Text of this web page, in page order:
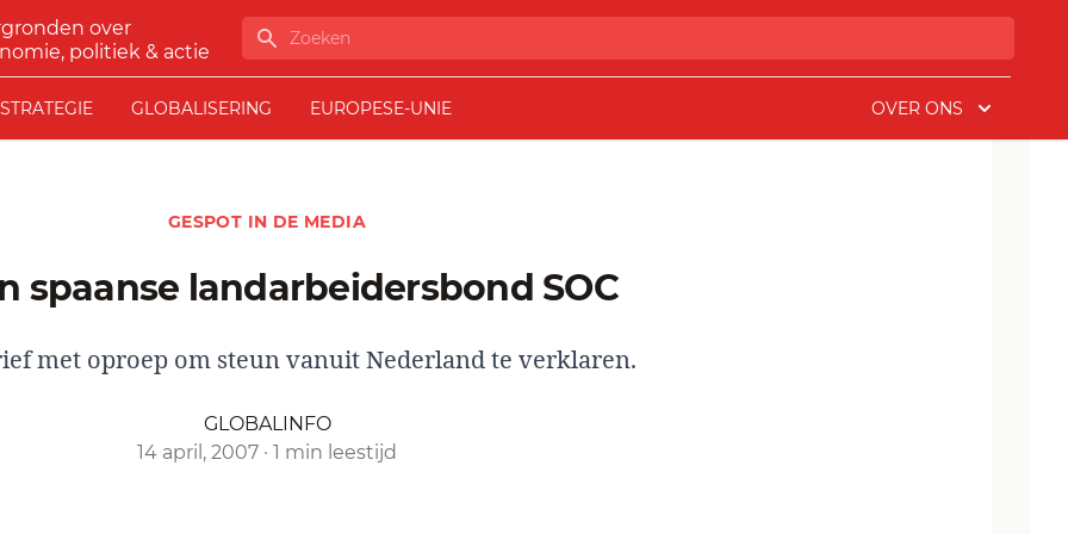
over
politiek & actie
Zoeken
STRATEGIE GLOBALISERING EUROPESE-UNIE OVER ONS
GESPOT IN DE MEDIA
spaanse landarbeidersbond SOC
met oproep om steun vanuit Nederland te verklaren.
GLOBALINFO
14 april, 2007 · 1 min leestijd